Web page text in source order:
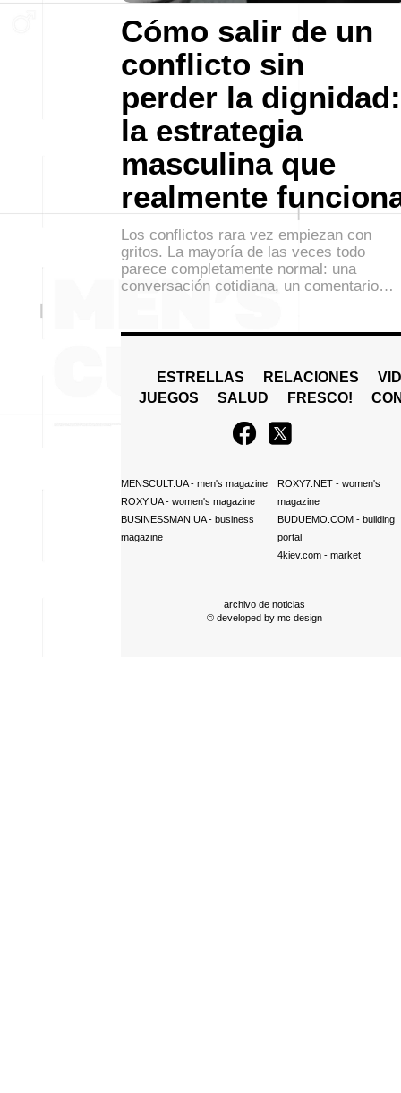
Cómo salir de un
conflicto sin
perder la dignidad:
la estrategia
masculina que
realmente
Los conflictos rara vez empiezan con
gritos. La mayoría de las veces todo
parece completamente normal: una
conversación cotidiana, un comentario…
ESTRELLAS RELACIONES
JUEGOS
SALUD FRESCO!
MENSCULT.UA- men's magazine
ROXY.UA- women's magazine
BUSINESSMAN.UA- business
magazine
ROXY7.NET- women's
magazine
BUDUEMO.COM- building
portal
4kiev.com- market
archivo de noticias
© developed by mc design